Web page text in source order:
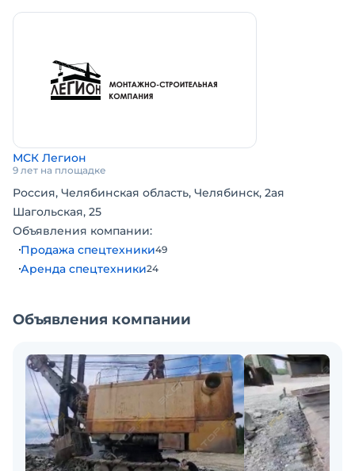
МСК Легион
9 лет на площадке
Россия, Челябинская область, Челябинск, 2ая
Шагольская, 25
Объявления компании:
Продажа спецтехники49
Аренда спецтехники24
Объявления компании